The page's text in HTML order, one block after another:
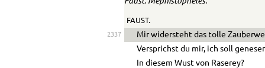
FAUST.
2337
Mir widersteht das tolle
Versprichst du mir, ich soll
In diesem Wust von Raserey?